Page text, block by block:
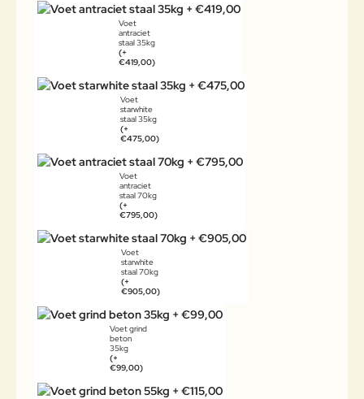
Voet
antraciet
staal 35kg
(+
€419,00)
Voet
starwhite
staal 35kg
(+
€475,00)
Voet
antraciet
staal 70kg
(+
€795,00)
Voet
starwhite
staal 70kg
(+
€905,00)
Voet grind
beton
35kg
(+
€99,00)